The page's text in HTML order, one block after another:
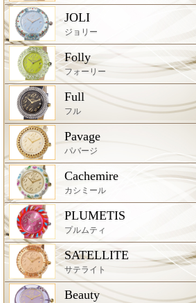
JOLI
ジョリー
Folly
フォーリー
Full
フル
Pavage
パバージ
Cachemire
カシミール
PLUMETIS
プルムティ
SATELLITE
サテライト
Beauty